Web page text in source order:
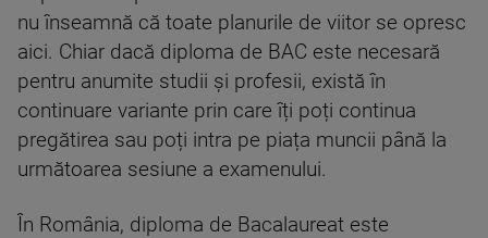
nu înseamnă că toate planurile de viitor se opresc
aici. Chiar dacă diploma de BAC este necesară
pentru anumite studii și profesii, există în
continuare variante prin care îți poți continua
pregătirea sau poți intra pe piața muncii până la
următoarea sesiune a examenului.
În România, diploma de Bacalaureat este